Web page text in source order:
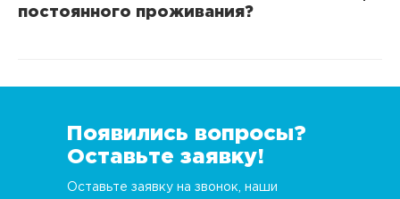
постоянного проживания?
Появились вопросы?
Оставьте заявку!
Оставьте заявку на звонок, наши